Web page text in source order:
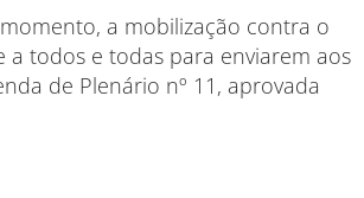
a mobilização contra o
a todos e todas para enviarem aos
de Plenário nº 11, aprovada